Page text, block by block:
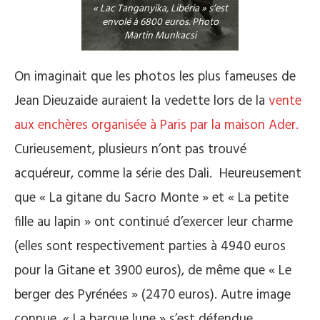
« Lac Tanganyika, Libéria » s’est
envolé à 6800 euros. Photo
Martin Munkacsi
On imaginait que les photos les plus fameuses de
Jean Dieuzaide auraient la vedette lors de la vente
aux enchères organisée à Paris par la maison Ader.
Curieusement, plusieurs n’ont pas trouvé
acquéreur, comme la série des Dali. Heureusement
que « La gitane du Sacro Monte » et « La petite
fille au lapin » ont continué d’exercer leur charme
(elles sont respectivement parties à 4940 euros
pour la Gitane et 3900 euros), de même que « Le
berger des Pyrénées » (2470 euros). Autre image